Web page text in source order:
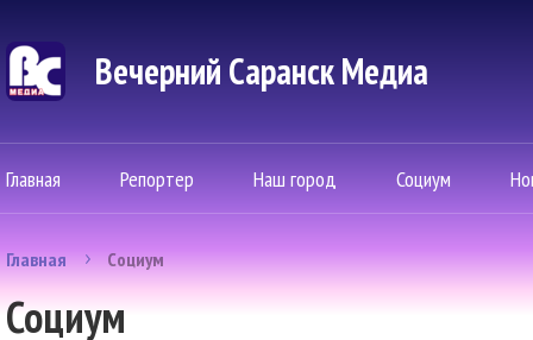
Вечерний Саранск Mедиа
Главная Репортер Наш город Социум
Главная Социум
Социум